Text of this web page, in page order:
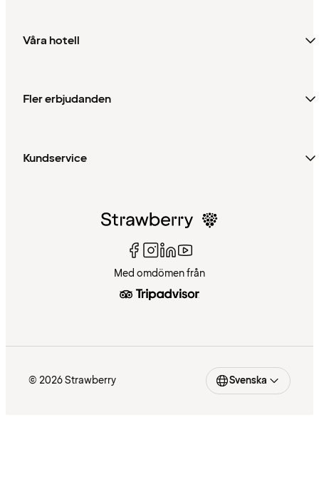
Våra hotell
Fler erbjudanden
Kundservice
Med omdömen från
© 2026 Strawberry Svenska